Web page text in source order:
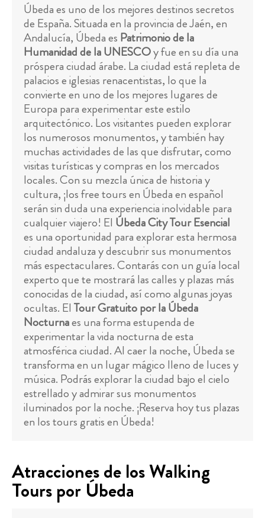
Úbeda es uno de los mejores destinos secretos
de España. Situada en la provincia de Jaén, en
Andalucía, Úbeda es Patrimonio de la
Humanidad de la UNESCOy fue en su día una
próspera ciudad árabe. La ciudad está repleta de
palacios e iglesias renacentistas, lo que la
convierte en uno de los mejores lugares de
Europa para experimentar este estilo
arquitectónico. Los visitantes pueden explorar
los numerosos monumentos, y también hay
muchas actividades de las que disfrutar, como
visitas turísticas y compras en los mercados
locales. Con su mezcla única de historia y
cultura, ¡los free tours en Úbeda en español
serán sin duda una experiencia inolvidable para
cualquier viajero! El Úbeda City Tour Esencial
es una oportunidad para explorar esta hermosa
ciudad andaluza y descubrir sus monumentos
más espectaculares. Contarás con un guía local
experto que te mostrará las calles y plazas más
conocidas de la ciudad, así como algunas joyas
ocultas. El Tour Gratuito por la Úbeda
Nocturnaes una forma estupenda de
experimentar la vida nocturna de esta
atmosférica ciudad. Al caer la noche, Úbeda se
transforma en un lugar mágico lleno de luces y
música. Podrás explorar la ciudad bajo el cielo
estrellado y admirar sus monumentos
iluminados por la noche. ¡Reserva hoy tus plazas
en los tours gratis en Úbeda!
Atracciones de los Walking
Tours por Úbeda